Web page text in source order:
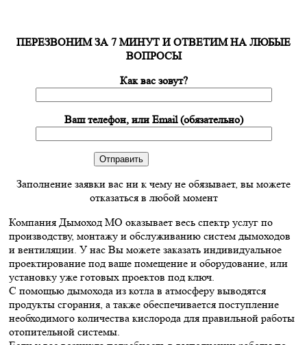
ПЕРЕЗВОНИМ ЗА 7 МИНУТ И ОТВЕТИМ НА ЛЮБЫЕ
ВОПРОСЫ
Как вас зовут?
Ваш телефон, или Email (обязательно)
Заполнение заявки вас ни к чему не обязывает, вы можете
отказаться в любой момент
Компания Дымоход МО оказывает весь спектр услуг по
производству, монтажу и обслуживанию систем дымоходов
и вентиляции. У нас Вы можете заказать индивидуальное
проектирование под ваше помещение и оборудование, или
установку уже готовых проектов под ключ.
С помощью дымохода из котла в атмосферу выводятся
продукты сгорания, а также обеспечивается поступление
необходимого количества кислорода для правильной работы
отопительной системы.